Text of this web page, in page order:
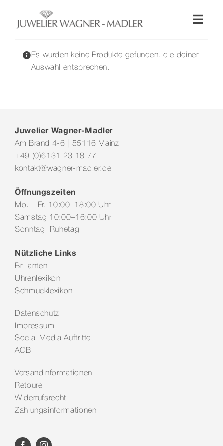
springen
Wellendorff
Service & Leistungen
Es wurden keine Produkte gefunden, die deiner
Auswahl entsprechen.
Juwelier Wagner-Madler
Am Brand 4-6 | 55116 Mainz
+49 (0)6131 23 18 77
kontakt@wagner-madler.de
Öffnungszeiten
Mo. – Fr. 10:00–18:00 Uhr
Samstag 10:00–16:00 Uhr
Sonntag Ruhetag
Nützliche Links
Brillanten
Uhrenlexikon
Schmucklexikon
Datenschutz
Impressum
Social Media Auftritte
AGB
Versandinformationen
Retoure
Widerrufsrecht
Zahlungsinformationen